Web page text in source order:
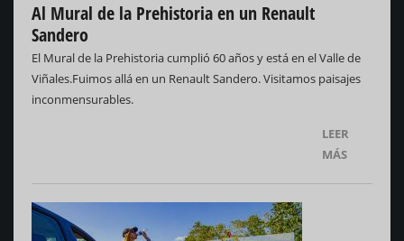
Al Mural de la Prehistoria en un Renault
Sandero
El Mural de la Prehistoria cumplió 60 años y está en el Valle de
Viñales.Fuimos allá en un Renault Sandero. Visitamos paisajes
inconmensurables.
LEER
MÁS